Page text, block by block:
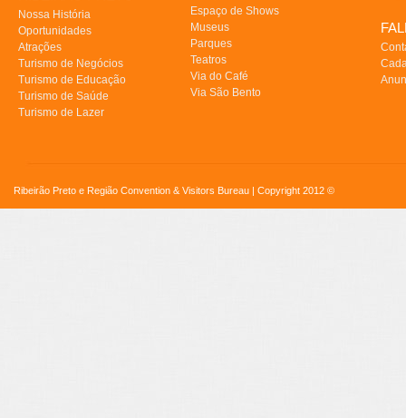
Nossa História
Oportunidades
Atrações
Turismo de Negócios
Turismo de Educação
Turismo de Saúde
Turismo de Lazer
Espaço de Shows
Museus
Parques
Teatros
Via do Café
Via São Bento
Ribeirão Preto e Região Convention & Visitors Bureau | Copyright 2012 ©